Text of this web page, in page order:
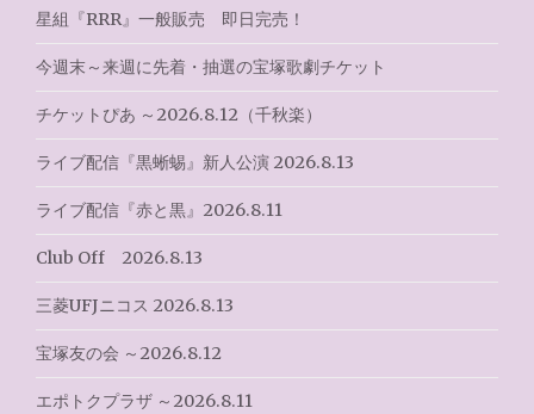
劇
ケ
ト"
ナ
ビ
ゲ
ー
シ
ョ
ン
星組『RRR』一般販売 即日完売！
今週末～来週に先着・抽選の宝塚歌劇チケット
チケットぴあ ～2026.8.12（千秋楽）
ライブ配信『黒蜥蜴』新人公演 2026.8.13
ライブ配信『赤と黒』2026.8.11
Club Off 2026.8.13
三菱UFJニコス 2026.8.13
宝塚友の会 ～2026.8.12
エポトクプラザ ～2026.8.11